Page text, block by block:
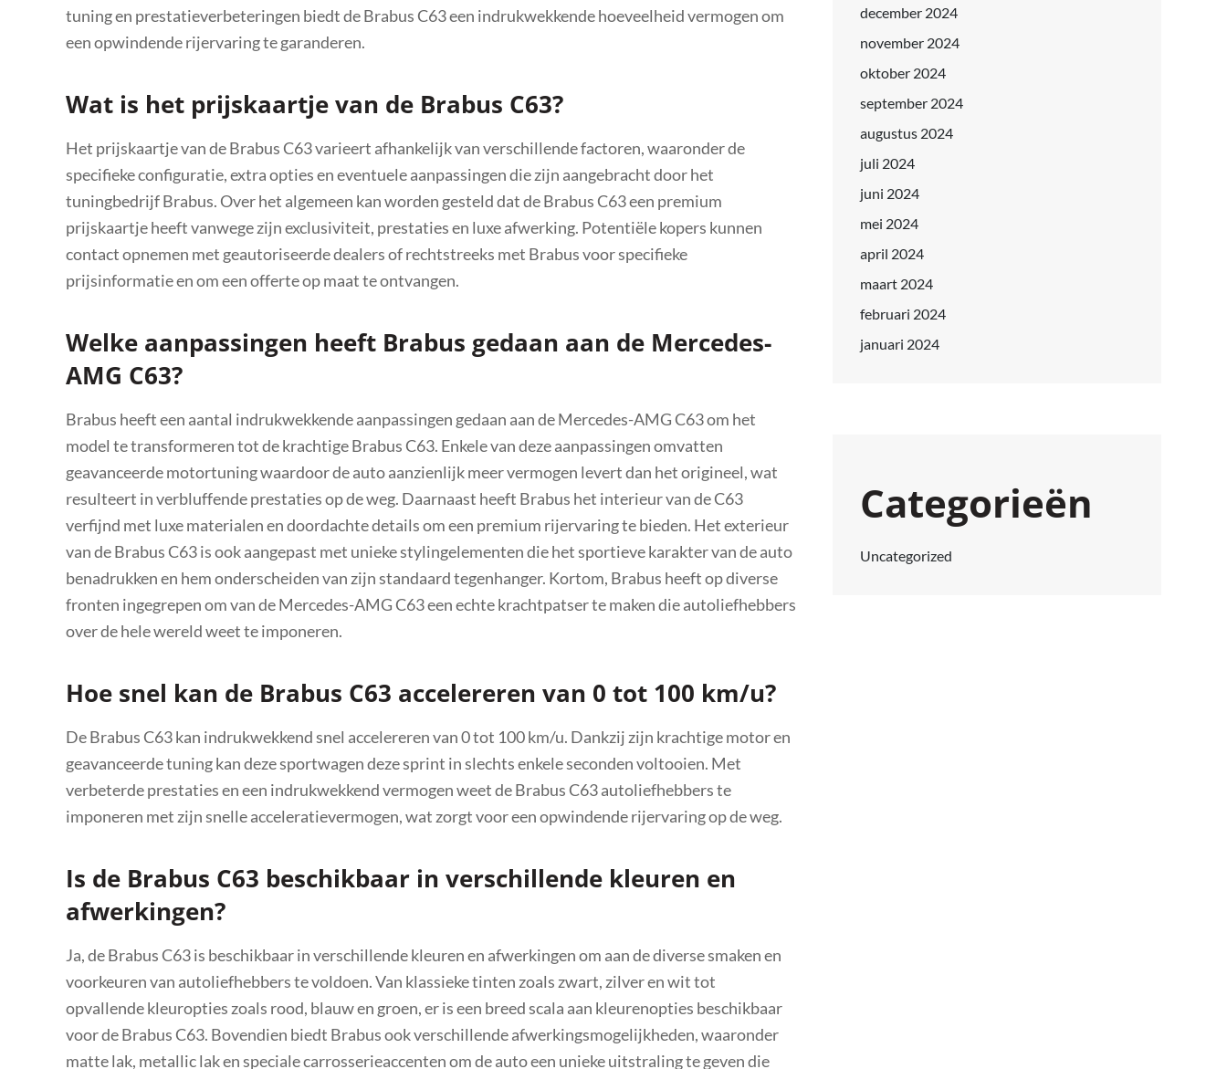
tuning en prestatieverbeteringen biedt de Brabus C63 een indrukwekkende hoeveelheid vermogen om
een opwindende rijervaring te garanderen.
Wat is het prijskaartje van de Brabus C63?
Het prijskaartje van de Brabus C63 varieert afhankelijk van verschillende factoren, waaronder de
specifieke configuratie, extra opties en eventuele aanpassingen die zijn aangebracht door het
tuningbedrijf Brabus. Over het algemeen kan worden gesteld dat de Brabus C63 een premium
prijskaartje heeft vanwege zijn exclusiviteit, prestaties en luxe afwerking. Potentiële kopers kunnen
contact opnemen met geautoriseerde dealers of rechtstreeks met Brabus voor specifieke
prijsinformatie en om een offerte op maat te ontvangen.
Welke aanpassingen heeft Brabus gedaan aan de Mercedes-
AMG C63?
Brabus heeft een aantal indrukwekkende aanpassingen gedaan aan de Mercedes-AMG C63 om het
model te transformeren tot de krachtige Brabus C63. Enkele van deze aanpassingen omvatten
geavanceerde motortuning waardoor de auto aanzienlijk meer vermogen levert dan het origineel, wat
resulteert in verbluffende prestaties op de weg. Daarnaast heeft Brabus het interieur van de C63
verfijnd met luxe materialen en doordachte details om een premium rijervaring te bieden. Het exterieur
van de Brabus C63 is ook aangepast met unieke stylingelementen die het sportieve karakter van de auto
benadrukken en hem onderscheiden van zijn standaard tegenhanger. Kortom, Brabus heeft op diverse
fronten ingegrepen om van de Mercedes-AMG C63 een echte krachtpatser te maken die autoliefhebbers
over de hele wereld weet te imponeren.
Hoe snel kan de Brabus C63 accelereren van 0 tot 100 km/u?
De Brabus C63 kan indrukwekkend snel accelereren van 0 tot 100 km/u. Dankzij zijn krachtige motor en
geavanceerde tuning kan deze sportwagen deze sprint in slechts enkele seconden voltooien. Met
verbeterde prestaties en een indrukwekkend vermogen weet de Brabus C63 autoliefhebbers te
imponeren met zijn snelle acceleratievermogen, wat zorgt voor een opwindende rijervaring op de weg.
Is de Brabus C63 beschikbaar in verschillende kleuren en
afwerkingen?
Ja, de Brabus C63 is beschikbaar in verschillende kleuren en afwerkingen om aan de diverse smaken en
voorkeuren van autoliefhebbers te voldoen. Van klassieke tinten zoals zwart, zilver en wit tot
opvallende kleuropties zoals rood, blauw en groen, er is een breed scala aan kleurenopties beschikbaar
voor de Brabus C63. Bovendien biedt Brabus ook verschillende afwerkingsmogelijkheden, waaronder
matte lak, metallic lak en speciale carrosserieaccenten om de auto een unieke uitstraling te geven die
december 2024
november 2024
oktober 2024
september 2024
augustus 2024
juli 2024
juni 2024
mei 2024
april 2024
maart 2024
februari 2024
januari 2024
Categorieën
Uncategorized